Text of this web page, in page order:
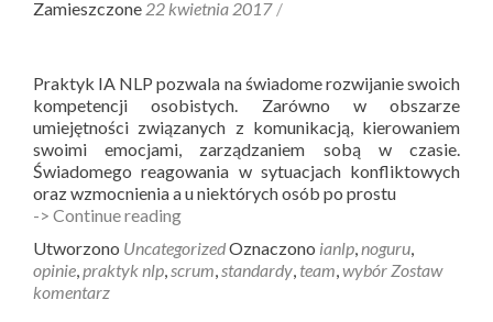
Zamieszczone 22 kwietnia 2017
Praktyk IA NLP pozwala na świadome rozwijanie swoich
kompetencji osobistych. Zarówno w obszarze
umiejętności związanych z komunikacją, kierowaniem
swoimi emocjami, zarządzaniem sobą w czasie.
Świadomego reagowania w sytuacjach konfliktowych
oraz wzmocnienia a u niektórych osób po prostu
-> Continue readingPraktyk
opinie
uczestników
Utworzono UncategorizedOznaczono ianlp noguru
opinie praktyk nlp scrum standardy team wybór Zostaw
komentarz